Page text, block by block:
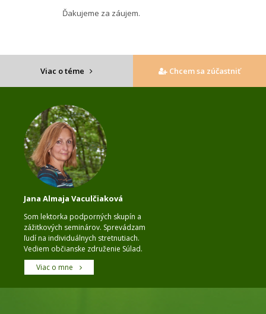
Ďakujeme za záujem.
Chcem sa zúčastniť
Viac o téme
Jana Almaja Vaculčiaková
Som lektorka podporných skupín a
zážitkových seminárov. Sprevádzam
ľudí na individuálnych stretnutiach.
Vediem občianske združenie Súlad.
Viac o mne